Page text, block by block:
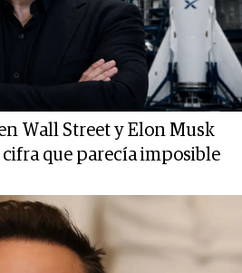
Wall Street y Elon Musk
que parecía imposible